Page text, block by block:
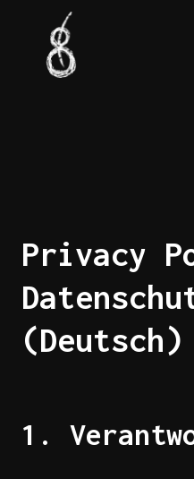
springen
Privacy
(Deutsch)
1.